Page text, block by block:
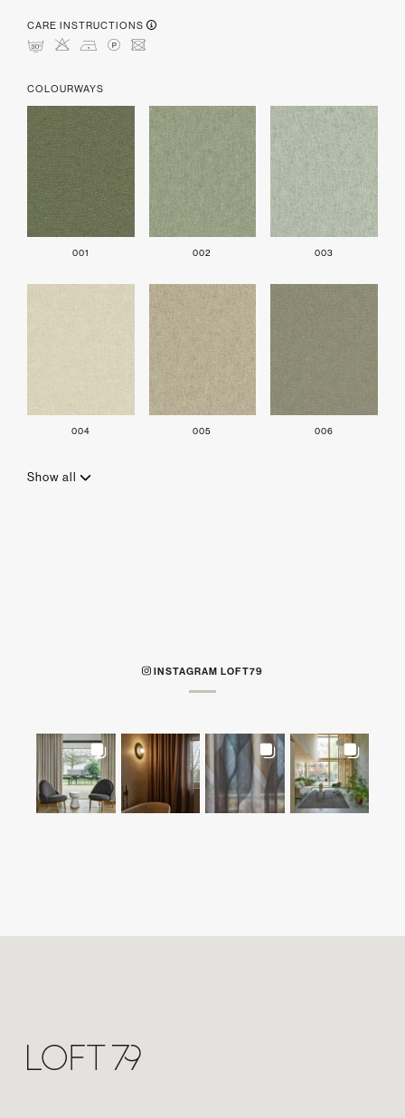
CARE INSTRUCTIONS
mHDLU
COLOURWAYS
001 002 003
004 005 006
Show all
INSTAGRAM LOFT79